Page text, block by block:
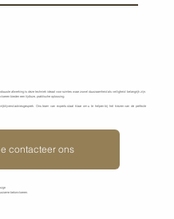
afwerking is deze techniek ideaal voor ruimtes waar zowel duurzaamheid als veiligheid belangrijk zijn.
bieden een tijdloze, praktische oplossing.
adviesgesprek. Ons team van experts staat klaar om u te helpen bij het kiezen van de perfecte
contacteer ons
betonvloeren.